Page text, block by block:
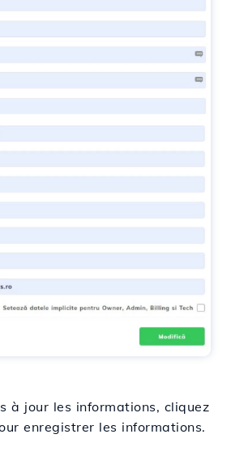
à jour les informations, cliquez
enregistrer les informations.